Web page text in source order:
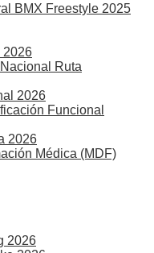
BMX Freestyle 2025
2026
Ruta
2026
Funcional
2026
Médica (MDF)
2026